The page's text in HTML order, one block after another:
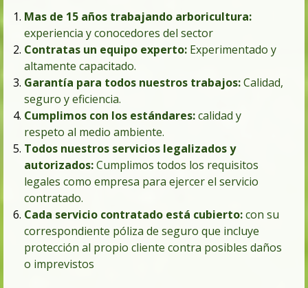
Mas de 15 años trabajando arboricultura:
experiencia y conocedores del sector
Contratas un equipo experto: Experimentado y
altamente capacitado.
Garantía para todos nuestros trabajos:Calidad,
seguro yeficiencia.
Cumplimos con los estándares:calidad y
respeto al medio ambiente.
Todos nuestros servicios legalizados y
autorizados:Cumplimos todos los requisitos
legales como empresa para ejercer el servicio
contratado.
Cada servicio contratado está cubierto:con su
correspondiente póliza de seguro que incluye
protección al propio cliente contra posibles daños
o imprevistos